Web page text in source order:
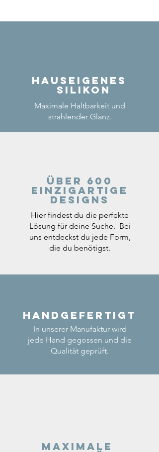
Hauseigenes
Silikon
Maximale Haltbarkeit und
strahlender Glanz.
Über 600
einzigartige
Designs
Hier findest du die perfekte
Lösung für deine Suche. Bei
uns entdeckst du jede Form,
die du benötigst.
Handgefertigt
In unserer Manufaktur wird
jede Hand gegossen und die
Qualität geprüft.
Maximale